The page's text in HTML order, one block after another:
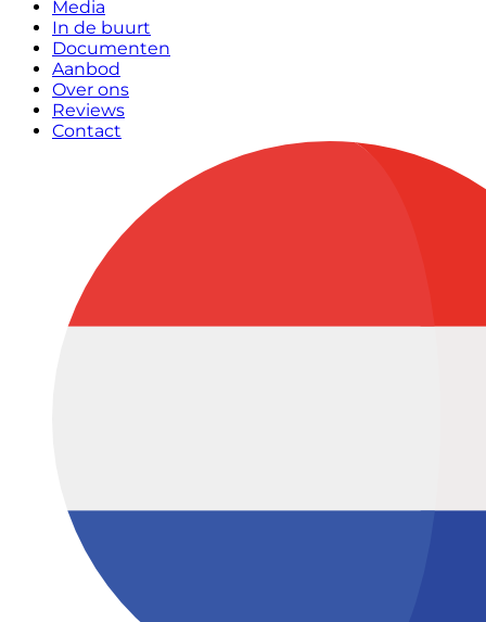
Media
In de buurt
Documenten
Aanbod
Over ons
Reviews
Contact